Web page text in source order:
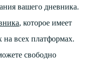
вашего дневника.
, которое имеет
всех платформах.
свободно